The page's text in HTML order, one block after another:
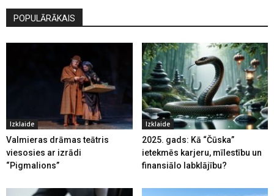
POPULĀRĀKAIS
Izklaide
Valmieras drāmas teātris
viesosies ar izrādi
“Pigmalions”
Izklaide
2025. gads: Kā “Čūska”
ietekmēs karjeru, mīlestību un
finansiālo labklājību?